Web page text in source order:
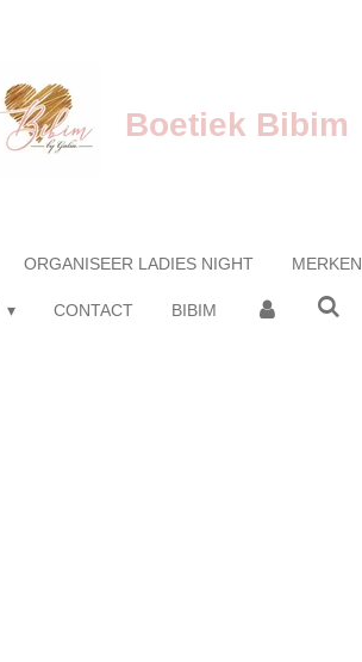
Boetiek Bibim
ORGANISEER LADIES NIGHT MERKEN
CONTACT BIBIM